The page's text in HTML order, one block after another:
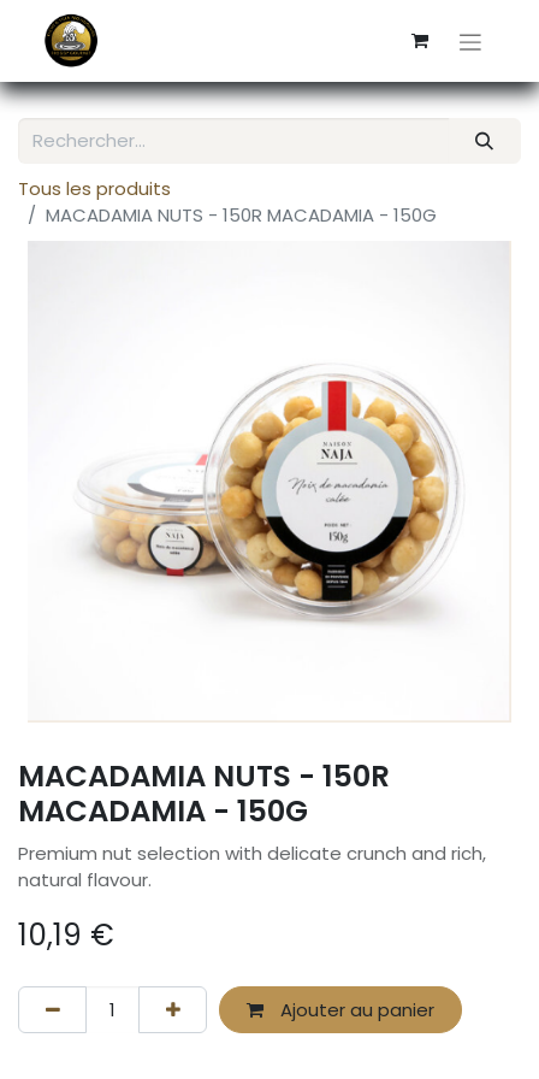
Tous les produits
MACADAMIA NUTS - 150R MACADAMIA - 150G
MACADAMIA NUTS - 150R
MACADAMIA - 150G
Premium nut selection with delicate crunch and rich,
natural flavour.
10,19 €
Ajouter au panier